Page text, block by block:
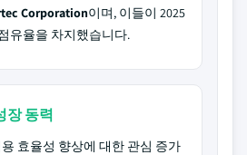
Corporation이며, 이들이 2025
유율을 차지했습니다.
장 동력
효율성 향상에 대한 관심 증가